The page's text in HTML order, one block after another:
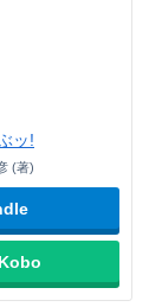
ッ!
(著)